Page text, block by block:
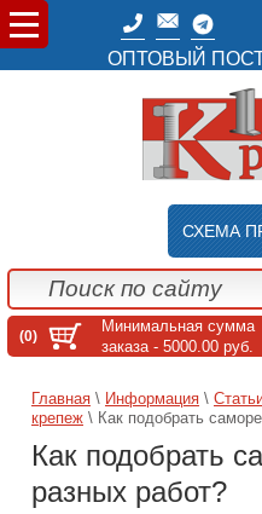
ОПТОВЫЙ
СХЕМА
(0)
Минимальная сумма
заказа - 5000.00 руб.
Главная \ Информация \
крепеж \ Как подобрать
Как подобрать
разных работ?